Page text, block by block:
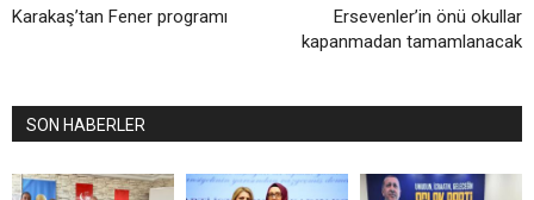
Karakaş’tan Fener programı
Ersevenler’in önü okullar
kapanmadan tamamlanacak
SON HABERLER